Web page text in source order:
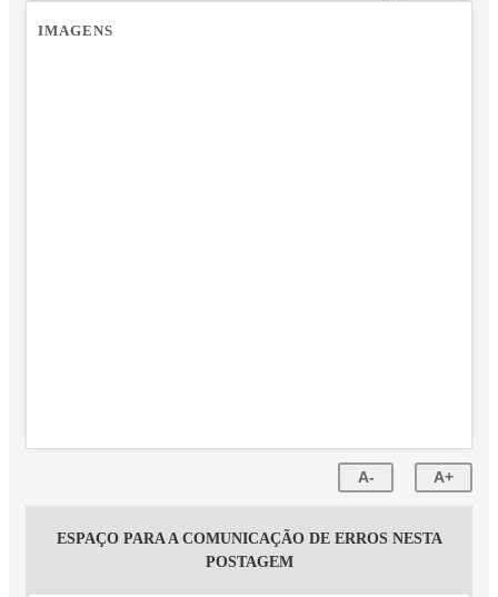
IMAGENS
A- A+
ESPAÇO PARA A COMUNICAÇÃO DE ERROS NESTA
POSTAGEM